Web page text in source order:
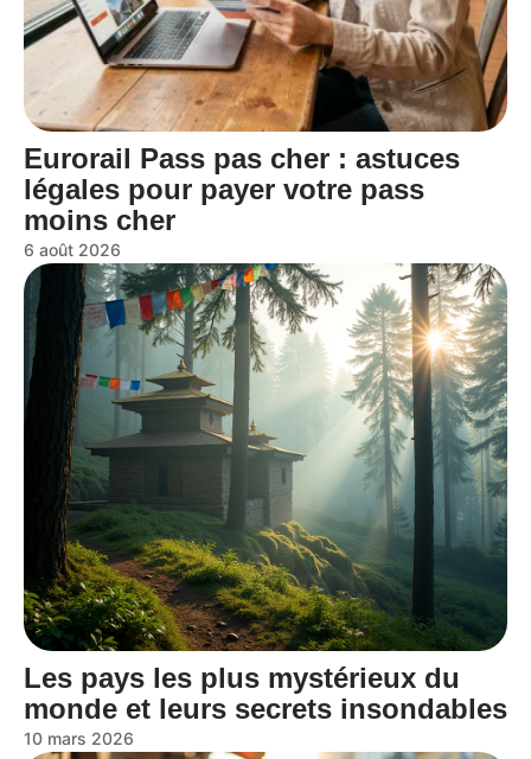
Eurorail Pass pas cher : astuces
légales pour payer votre pass
moins cher
6 août 2026
Les pays les plus mystérieux du
monde et leurs secrets insondables
10 mars 2026